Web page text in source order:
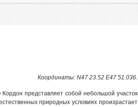
Координаты: N47 23.52 E47 51.036.
представляет собой небольшой участок
природных условиях произрастает